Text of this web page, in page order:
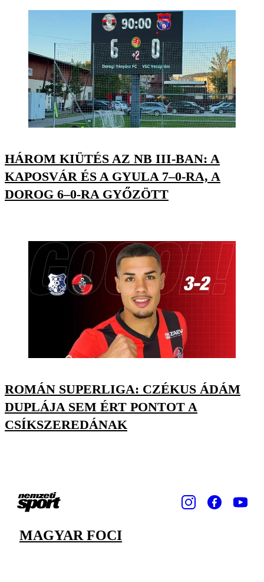
HÁROM KIÜTÉS AZ NB III-BAN: A
KAPOSVÁR ÉS A GYULA 7–0-RA, A
DOROG 6–0-RA GYŐZÖTT
ROMÁN SUPERLIGA: CZÉKUS ÁDÁM
DUPLÁJA SEM ÉRT PONTOT A
CSÍKSZEREDÁNAK
MAGYAR FOCI